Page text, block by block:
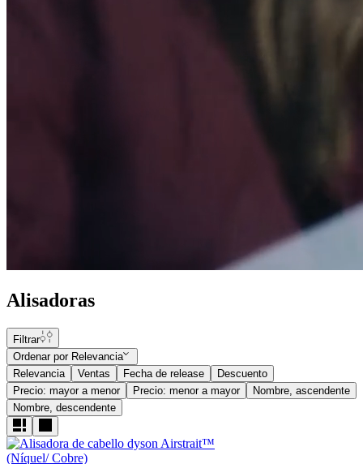
Alisadoras
Filtrar
Ordenar por Relevancia
Relevancia
Ventas Fecha de release
Descuento
Precio: mayor a menor
Precio: menor a mayor
Nombre, ascendente
Nombre, descendente